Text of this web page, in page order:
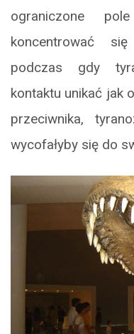
ograniczone
koncentrować
podczas gdy
kontaktu unikać jak
przeciwnika,
wycofałyby się do